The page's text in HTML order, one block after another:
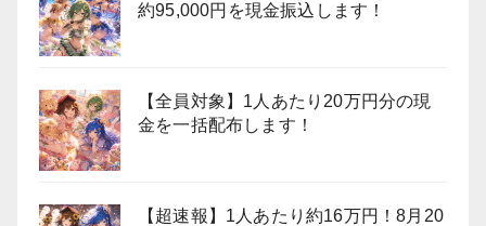
約95,000円を現金振込します！
【全員対象】1人あたり20万円分の現
金を一括配布します！
【超速報】1人あたり約16万円！8月20